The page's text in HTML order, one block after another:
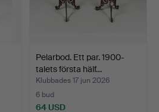
Pelarbod. Ett par. 1900-
talets första hälf…
Klubbades 17 jun 2026
6 bud
64 USD